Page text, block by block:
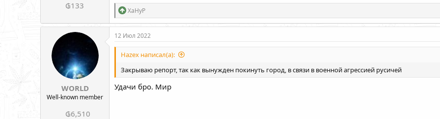
₲133
Р
е
а
к
и
XaHyP
WORLD
Well-known member
₲6,510
12 Июл 2022
Hazex написал(а):
Закрываю репорт, так как вынужден покинуть город, в связи в военной агрессией русичей
Удачи бро. Мир